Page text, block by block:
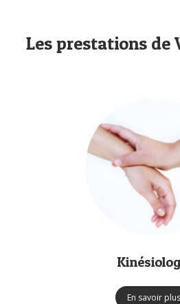
Les prestations de
En savoir plus